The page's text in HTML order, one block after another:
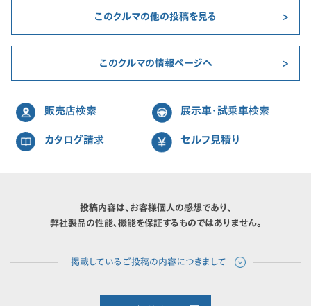
このクルマの他の投稿を見る
このクルマの情報ページへ
販売店検索 展示車・試乗車検索
カタログ請求 セルフ見積り
投稿内容は、お客様個人の感想であり、
弊社製品の性能、機能を保証するものではありません。